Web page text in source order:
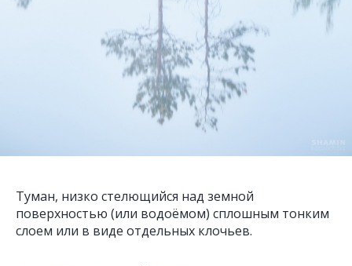
Туман, низко стелющийся над земной
поверхностью (или водоёмом) сплошным тонким
слоем или в виде отдельных клочьев.